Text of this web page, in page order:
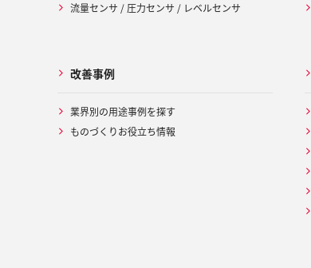
流量センサ / 圧力センサ / レベルセンサ
改善事例
業界別の用途事例を探す
ものづくりお役立ち情報